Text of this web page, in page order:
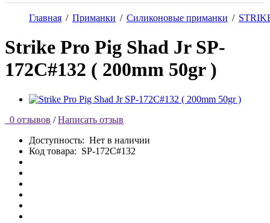
Главная / Приманки / Силиконовые приманки /
Strike Pro Pig Shad Jr SP-
172C#132 ( 200mm 50gr )
0 отзывов / Написать отзыв
Доступность: Нет в наличии
Код товара: SP-172C#132